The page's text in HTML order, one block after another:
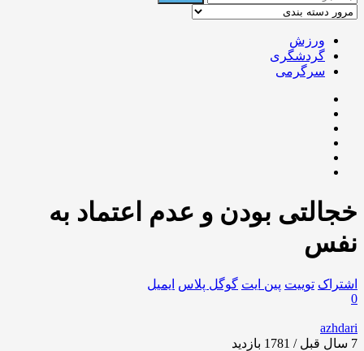
ورزش
گردشگری
سرگرمی
خجالتی بودن و عدم اعتماد به
نفس
اشتراک توییت پین ایت گوگل‌ پلاس ایمیل
0
azhdari
7 سال قبل / 1781
بازدید